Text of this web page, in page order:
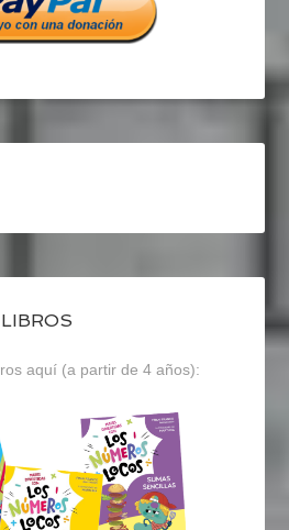
aquí (a partir de 4 años):